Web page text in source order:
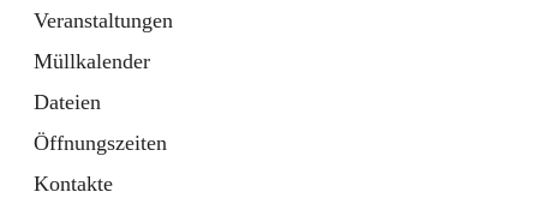
Veranstaltungen
Müllkalender
Dateien
Öffnungszeiten
Kontakte